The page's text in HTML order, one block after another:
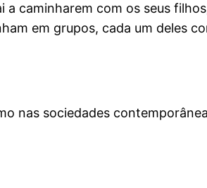
caminharem com os seus
em grupos, cada um deles
nas sociedades